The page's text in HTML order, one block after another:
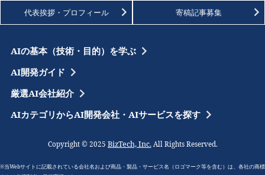
代表挨拶・プロフィール 寄稿記事募集
AIの基本（技術・目的）を学ぶ
AI開発ガイド
厳選AI会社紹介
AIカテゴリからAI開発会社・AIサービスを探す
Copyright © 2025 BizTech, Inc.All Rights Reserved.
※当Webサイトに記載されている会社名および商品・製品・サービス名（ロゴマーク等を含む）は、各社の商標